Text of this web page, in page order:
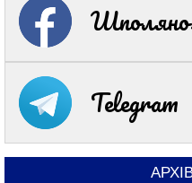
Telegram